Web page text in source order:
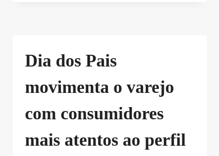
Dia dos Pais
movimenta o varejo
com consumidores
mais atentos ao perfil